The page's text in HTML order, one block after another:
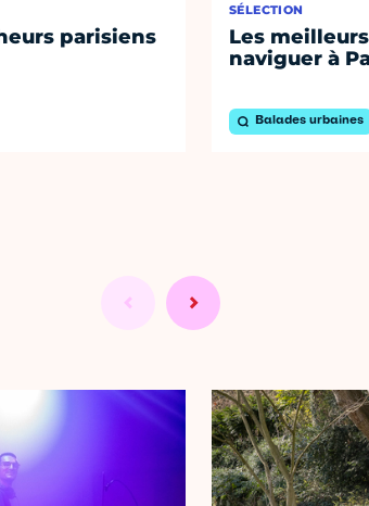
parisiens
SÉLECTION
Les
naviguer à
Balades urbaines